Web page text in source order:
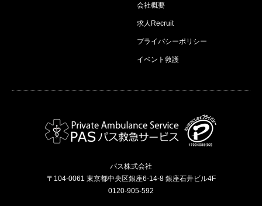
会社概要
求人Recruit
プライバシーポリシー
イベント救護
パス株式会社
〒104-0061 東京都中央区銀座6-14-8 銀座石井ビル4F
0120-905-592